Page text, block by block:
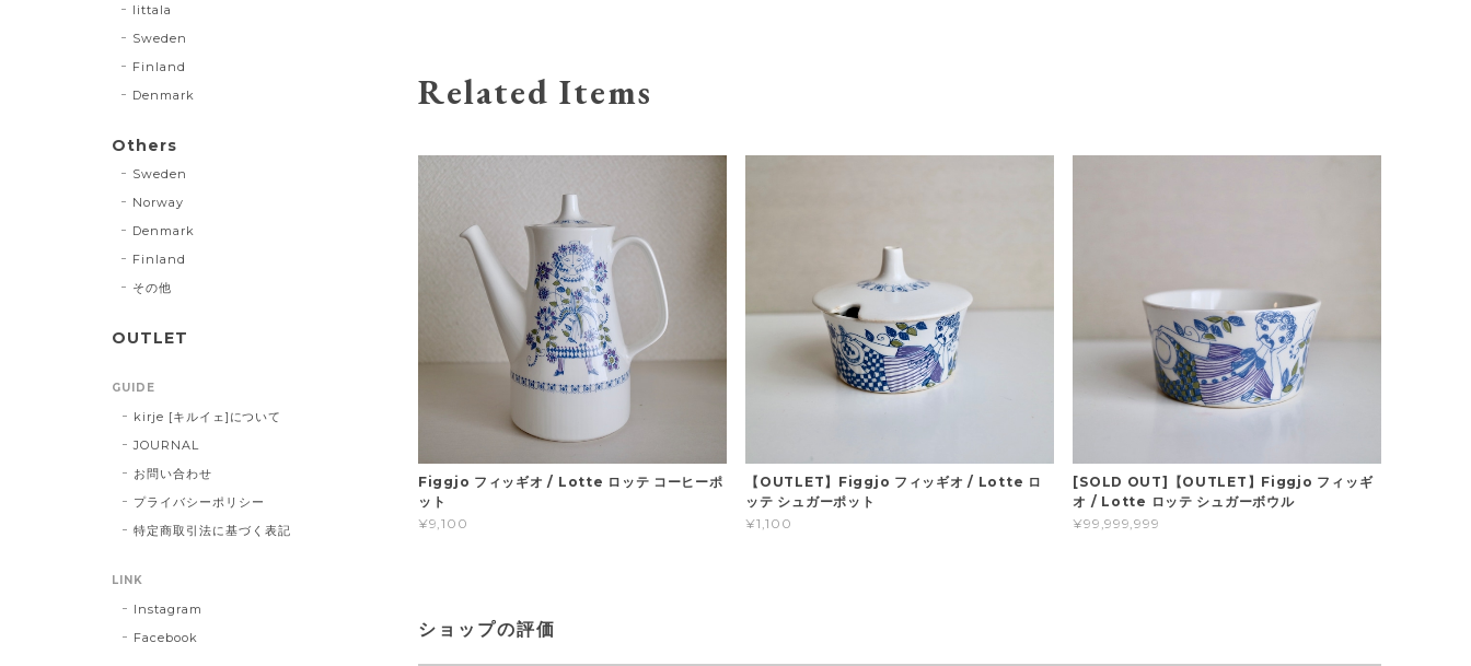
Related Items
Figgjo フィッギオ / Lotte ロッテ コーヒーポ
ット
¥9,100
【OUTLET】Figgjo フィッギオ / Lotte ロ
ッテ シュガーポット
¥1,100
[SOLD OUT]【OUTLET】Figgjo フィッギ
オ / Lotte ロッテ シュガーボウル
¥99,999,999
ショップの評価
Iittala
Sweden
Finland
Denmark
Others
Sweden
Norway
Denmark
Finland
その他
OUTLET
GUIDE
kirje [キルイェ]について
JOURNAL
お問い合わせ
プライバシーポリシー
特定商取引法に基づく表記
LINK
Instagram
Facebook